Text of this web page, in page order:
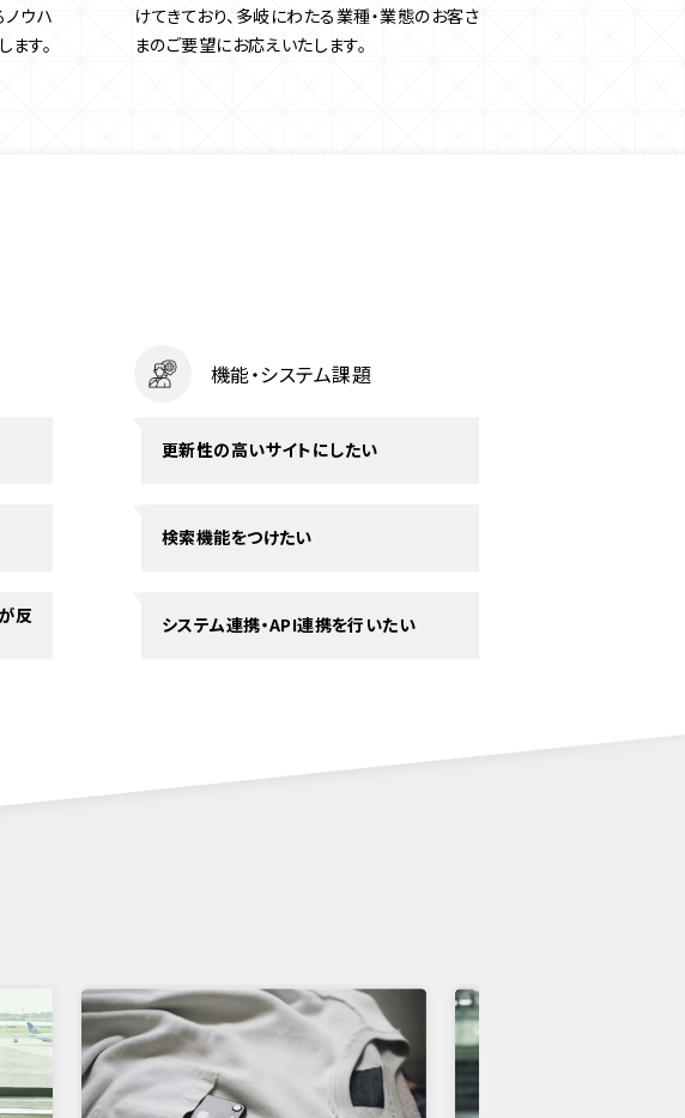
ウハ
す。
けてきており、多岐にわたる業種・業態のお客さ
まのご要望にお応えいたします。
反
機能・システム課題
更新性の高いサイトにしたい
検索機能をつけたい
システム連携・API連携を行いたい